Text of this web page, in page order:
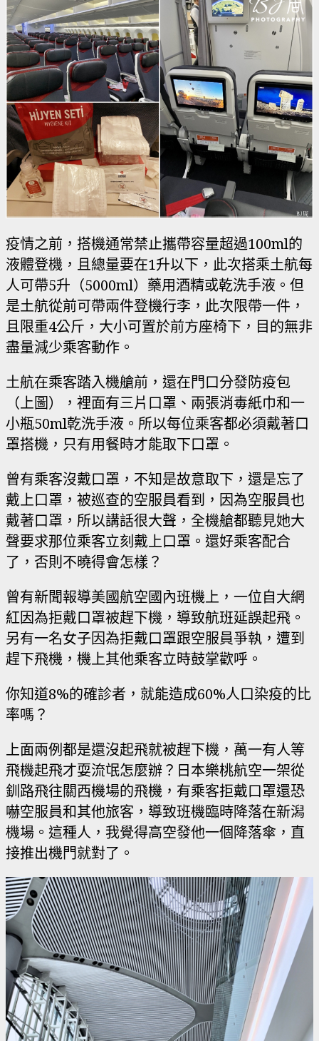
疫情之前，搭機通常禁止攜帶容量超過100ml的
液體登機，且總量要在1升以下，此次搭乘土航每
人可帶5升（5000ml）藥用酒精或乾洗手液。但
是土航從前可帶兩件登機行李，此次限帶一件，
且限重4公斤，大小可置於前方座椅下，目的無非
盡量減少乘客動作。
土航在乘客踏入機艙前，還在門口分發防疫包
（上圖），裡面有三片口罩、兩張消毒紙巾和一
小瓶50ml乾洗手液。所以每位乘客都必須戴著口
罩搭機，只有用餐時才能取下口罩。
曾有乘客沒戴口罩，不知是故意取下，還是忘了
戴上口罩，被巡查的空服員看到，因為空服員也
戴著口罩，所以講話很大聲，全機艙都聽見她大
聲要求那位乘客立刻戴上口罩。還好乘客配合
了，否則不曉得會怎樣？
曾有新聞報導美國航空國內班機上，一位自大網
紅因為拒戴口罩被趕下機，導致航班延誤起飛。
另有一名女子因為拒戴口罩跟空服員爭執，遭到
趕下飛機，機上其他乘客立時鼓掌歡呼。
你知道8%的確診者，就能造成60%人口染疫的比
率嗎？
上面兩例都是還沒起飛就被趕下機，萬一有人等
飛機起飛才耍流氓怎麼辦？日本樂桃航空一架從
釧路飛往關西機場的飛機，有乘客拒戴口罩還恐
嚇空服員和其他旅客，導致班機臨時降落在新潟
機場。這種人，我覺得高空發他一個降落傘，直
接推出機門就對了。